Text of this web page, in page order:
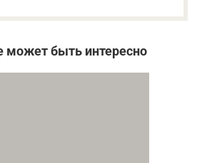
может быть интересно